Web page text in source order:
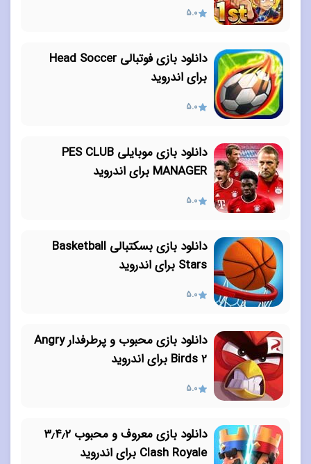
5.0
دانلود بازی فوتبالی Head Soccer
برای اندروید
5.0
دانلود بازی موبایلی PES CLUB
MANAGER برای اندروید
5.0
دانلود بازی بسکتبالی Basketball
Stars برای اندروید
5.0
دانلود بازی محبوب و پرطرفدار Angry
Birds 2 برای اندروید
5.0
دانلود بازی معروف و محبوب ۳٫۴٫۲
Clash Royale برای اندروید